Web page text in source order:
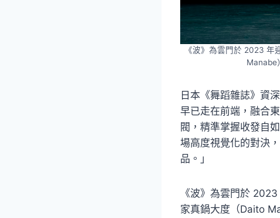
《波》為雲門於 2023
Manabe
日本《舞蹈雜誌》資
早已走在前端，融合
閥，精準掌握收發自
場高度視覺化的對決
品。」
《波》為雲門於
家真鍋大度（Daito